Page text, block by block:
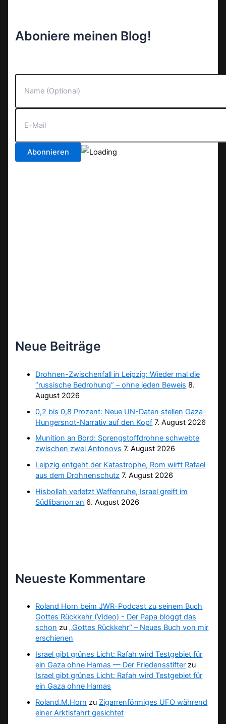
Aboniere meinen Blog!
Neue Beiträge
Drohnen-Zwischenfall in Leipzig: Wieder mal die
“russische Bedrohung” – ohne jeden Beweis 8.
August 2026
0,2 bis 0,8 Prozent: Neue UN-Daten stellen Gaza-
Hungersnot-Narrativ auf den Kopf 7. August 2026
Munition an Bord: Sprengstoffdrohne schwebte
zwischen zwei Antonovs 7. August 2026
Leipzig entgeht der Katastrophe, Rom wirft Rafael
aus dem Drohnenschutz 7. August 2026
Hisbollah verletzt Waffenruhe, Israel greift im
Südlibanon an 6. August 2026
Neueste Kommentare
Roland Horn beim JWR-Podcast zu seinem Buch
Gottes Rückkehr (Video) - Der Papa bloggt das
schon zu „Gottes Rückkehr“ – Neues Buch von mir
erschienen
Israel gibt grünes Licht: Rafah wird Testgebiet für
ein Gaza ohne Hamas — Der Friedensstifter zu
Israel gibt grünes Licht: Rafah wird Testgebiet für
ein Gaza ohne Hamas
Roland.M.Horn zu Zigarrenförmiges UFO während
einer Arktisfahrt gesichtet